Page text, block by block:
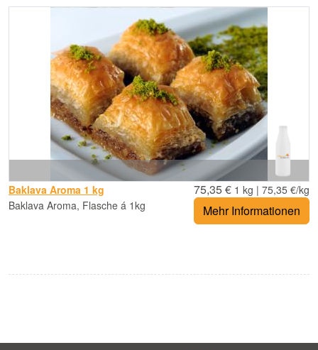
Baklava Aroma 1 kg
Baklava Aroma, Flasche á 1kg
75,35 € 1 kg | 75,35 €/kg
Mehr Informationen